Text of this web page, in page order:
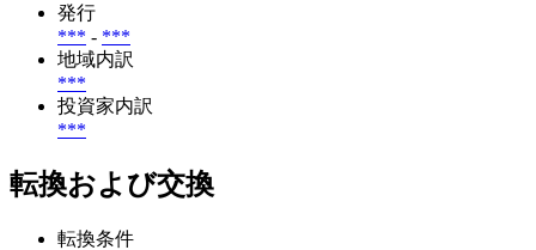
発行
*** - ***
地域内訳
***
投資家内訳
***
転換および交換
転換条件